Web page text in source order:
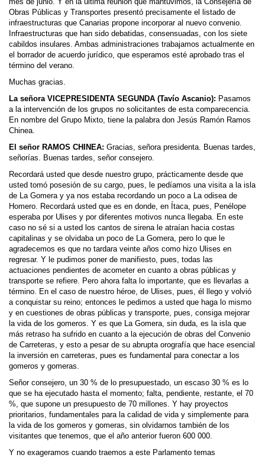
mes de junio. Y en la última reunión que mantuvimos, la Consejería de
Obras Públicas y Transportes presentó precisamente el listado de
infraestructuras que Canarias propone incorporar al nuevo convenio.
Infraestructuras que han sido debatidas, consensuadas, con los siete
cabildos insulares. Ambas administraciones trabajamos actualmente en
el borrador de acuerdo jurídico, que esperamos esté aprobado tras el
término del verano.
Muchas gracias.
La señora VICEPRESIDENTA SEGUNDA (Tavío Ascanio): Pasamos
a la intervención de los grupos no solicitantes de esta comparecencia.
En nombre del Grupo Mixto, tiene la palabra don Jesús Ramón Ramos
Chinea.
El señor RAMOS CHINEA: Gracias, señora presidenta. Buenas tardes,
señorías. Buenas tardes, señor consejero.
Recordará usted que desde nuestro grupo, prácticamente desde que
usted tomó posesión de su cargo, pues, le pedíamos una visita a la isla
de La Gomera y ya nos estaba recordando un poco a La odisea de
Homero. Recordará usted que es en donde, en Ítaca, pues, Penélope
esperaba por Ulises y por diferentes motivos nunca llegaba. En este
caso no sé si a usted los cantos de sirena le atraían hacia costas
capitalinas y se olvidaba un poco de La Gomera, pero lo que le
agradecemos es que no tardara veinte años como hizo Ulises en
regresar. Y le pudimos poner de manifiesto, pues, todas las
actuaciones pendientes de acometer en cuanto a obras públicas y
transporte se refiere. Pero ahora falta lo importante, que es llevarlas a
término. En el caso de nuestro héroe, de Ulises, pues, él llego y volvió
a conquistar su reino; entonces le pedimos a usted que haga lo mismo
y en cuestiones de obras públicas y transporte, pues, consiga mejorar
la vida de los gomeros. Y es que La Gomera, sin duda, es la isla que
más retraso ha sufrido en cuanto a la ejecución de obras del Convenio
de Carreteras, y esto a pesar de su abrupta orografía que hace esencial
la inversión en carreteras, pues es fundamental para conectar a los
gomeros y gomeras.
Señor consejero, un 30 % de lo presupuestado, un escaso 30 % es lo
que se ha ejecutado hasta el momento; falta, pendiente, restante, el 70
%, que supone un presupuesto de 70 millones. Y hay proyectos
prioritarios, fundamentales para la calidad de vida y simplemente para
la vida de los gomeros y gomeras, sin olvidarnos también de los
visitantes que tenemos, que el año anterior fueron 600 000.
Y no exageramos cuando traemos a este Parlamento temas